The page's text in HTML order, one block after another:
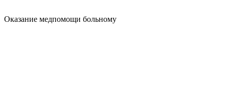
Оказание медпомощи больному